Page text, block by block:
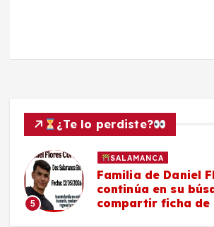
¿Te lo perdiste?
5
SALAMANCA
Familia de Daniel
continúa en su
compartir ficha de